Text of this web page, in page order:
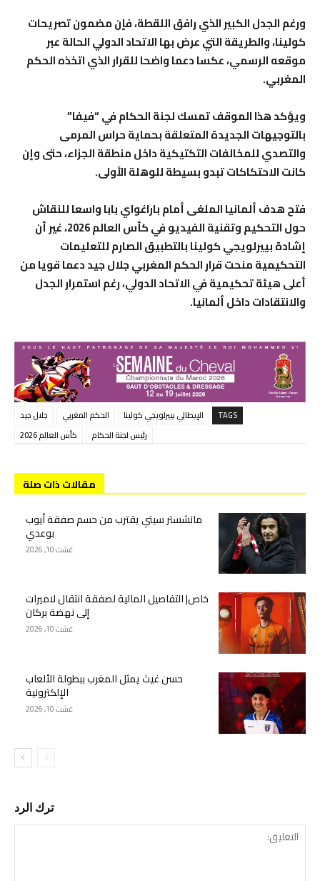
ورغم الجدل الكبير الذي رافق اللقطة، فإن مضمون تصريحات
كولينا، والطريقة التي عرض بها الاتحاد الدولي الحالة عبر
موقعه الرسمي، عكسا دعما واضحا للقرار الذي اتخذه الحكم
المغربي.
ويؤكد هذا الموقف تمسك لجنة الحكام في “فيفا”
بالتوجيهات الجديدة المتعلقة بحماية حراس المرمى
والتصدي للمخالفات التكتيكية داخل منطقة الجزاء، حتى وإن
كانت الاحتكاكات تبدو بسيطة للوهلة الأولى.
فتح هدف ألمانيا الملغى أمام باراغواي بابا واسعا للنقاش
حول التحكيم وتقنية الفيديو في كأس العالم 2026، غير أن
إشادة بييرلويجي كولينا بالتطبيق الصارم للتعليمات
التحكيمية منحت قرار الحكم المغربي جلال جيد دعما قويا من
أعلى هيئة تحكيمية في الاتحاد الدولي، رغم استمرار الجدل
والانتقادات داخل ألمانيا.
TAGS الإيطالي بييرلويجي كولينا الحكم المغربي
جلال جيد
رئيس لجنة الحكام
كأس العالم 2026
مقالات ذات صلة
مانشستر سيتي يقترب من حسم صفقة أيوب
بوعدي
غشت 10, 2026
خاص| التفاصيل المالية لصفقة انتقال لاميرات
إلى نهضة بركان
غشت 10, 2026
حسن غيث يمثل المغرب ببطولة الألعاب
الإلكترونية
غشت 10, 2026
ترك الرد